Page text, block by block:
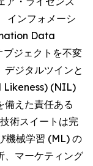
インフォメーシ
Data
ジェクトを不変
ジタルツインと
Likeness) (NIL)
備えた責任ある
術スイートは完
機械学習 (ML) の
、マーケティング